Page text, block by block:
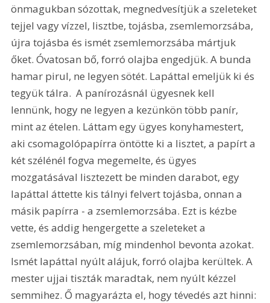
önmagukban sózottak, megnedvesítjük a szeleteket
tejjel vagy vízzel, lisztbe, tojásba, zsemlemorzsába,
újra tojásba és ismét zsemlemorzsába mártjuk
őket. Óvatosan bő, forró olajba engedjük. A bunda
hamar pirul, ne legyen sötét. Lapáttal emeljük ki és
tegyük tálra.  A panírozásnál ügyesnek kell
lennünk, hogy ne legyen a kezünkön több panír,
mint az ételen. Láttam egy ügyes konyhamestert,
aki csomagolópapírra öntötte ki a lisztet, a papírt a
két szélénél fogva megemelte, és ügyes
mozgatásával lisztezett be minden darabot, egy
lapáttal áttette kis tálnyi felvert tojásba, onnan a
másik papírra - a zsemlemorzsába. Ezt is kézbe
vette, és addig hengergette a szeleteket a
zsemlemorzsában, míg mindenhol bevonta azokat.
Ismét lapáttal nyúlt alájuk, forró olajba kerültek. A
mester ujjai tiszták maradtak, nem nyúlt kézzel
semmihez. Ő magyarázta el, hogy tévedés azt hinni: